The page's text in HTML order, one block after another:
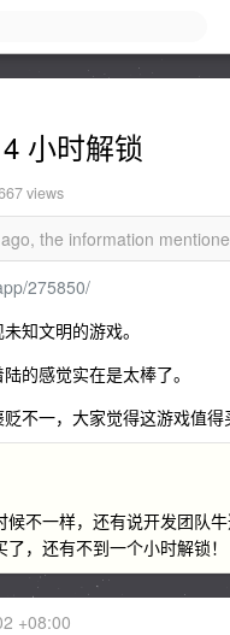
小时解锁
views
the information
275850/
知文明的游戏。
的感觉实在是太棒了。
不一，大家觉得这游戏值得
不一样，还有说开发团队牛
，还有不到一个小时解锁！
+08:00